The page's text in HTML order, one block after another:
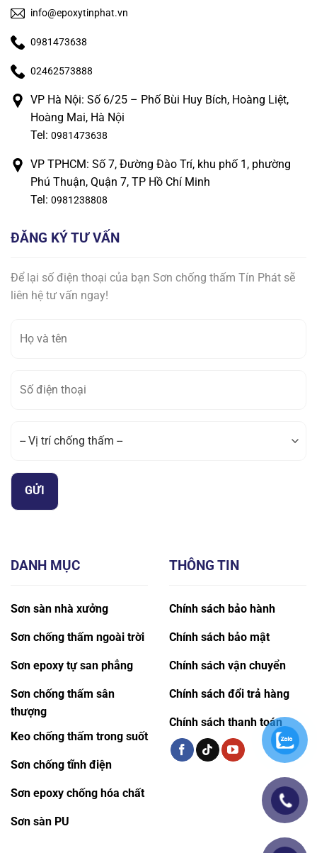
info@epoxytinphat.vn
0981473638
02462573888
VP Hà Nội: Số 6/25 – Phố Bùi Huy Bích, Hoàng Liệt,
Hoàng Mai, Hà Nội
Tel: 0981473638
VP TPHCM: Số 7, Đường Đào Trí, khu phố 1, phường
Phú Thuận, Quận 7, TP Hồ Chí Minh
Tel: 0981238808
DANH MỤC
Sơn sàn nhà xưởng
Sơn chống thấm ngoài trời
Sơn epoxy tự san phẳng
Sơn chống thấm sân
thượng
Keo chống thấm trong suốt
Sơn chống tĩnh điện
Sơn epoxy chống hóa chất
Sơn sàn PU
THÔNG TIN
Chính sách bảo hành
Chính sách bảo mật
Chính sách vận chuyển
Chính sách đổi trả hàng
Chính sách thanh toán
ĐĂNG KÝ TƯ VẤN
Để lại số điện thoại của bạn Sơn chống thấm Tín Phát sẽ
liên hệ tư vấn ngay!